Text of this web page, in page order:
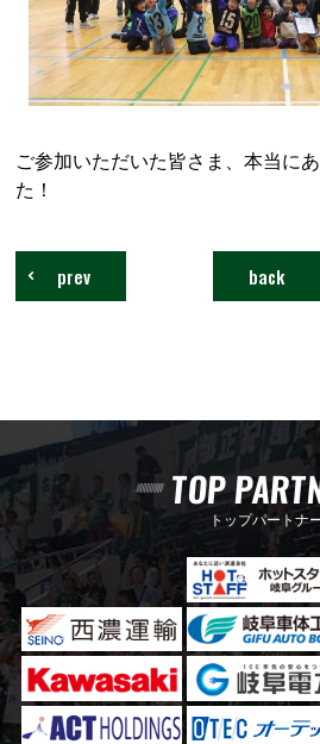
ご参加いただいた皆さま、本当に
た！
back
prev
TOP
トップパートナ